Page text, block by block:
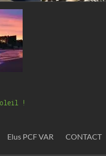
!
Elus PCF VAR CONTACT